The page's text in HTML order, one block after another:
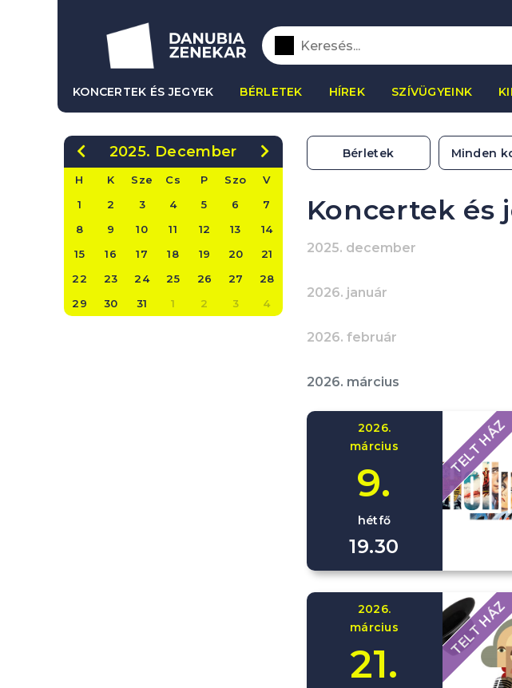
KONCERTEK ÉS JEGYEK BÉRLETEK HÍREK SZÍVÜGYEINK
2025. December
H K Sze Cs P Szo
V
1
2 3 4 5 6
7
8
9 10 11 12 13
14
15
16 17 18 19 20
21
22
23 24 25 26 27
28
29
30 31 1 2 3 4
Bérletek Minden
Koncertek és
2025. december
2026. január
2026. február
2026. március
2026.
március
9.
hétfő
19.30
TELT HÁZ
2026.
március
21.
TELT HÁZ